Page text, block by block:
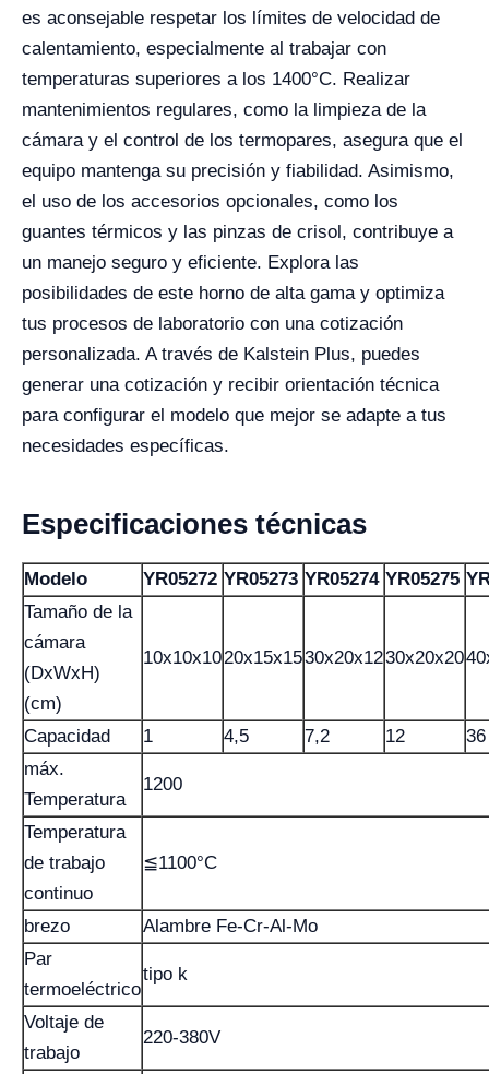
es aconsejable respetar los límites de velocidad de
calentamiento, especialmente al trabajar con
temperaturas superiores a los 1400°C. Realizar
mantenimientos regulares, como la limpieza de la
cámara y el control de los termopares, asegura que el
equipo mantenga su precisión y fiabilidad. Asimismo,
el uso de los accesorios opcionales, como los
guantes térmicos y las pinzas de crisol, contribuye a
un manejo seguro y eficiente. Explora las
posibilidades de este horno de alta gama y optimiza
tus procesos de laboratorio con una cotización
personalizada. A través de Kalstein Plus, puedes
generar una cotización y recibir orientación técnica
para configurar el modelo que mejor se adapte a tus
necesidades específicas.
Especificaciones técnicas
Modelo YR05272 YR05273 YR05274 YR05275
Tamaño de la
cámara
(DxWxH)
(cm)
10x10x1020x15x1530x20x1230x20x20
Capacidad 1 4,5 7,2 12
36
máx.
Temperatura
1200
Temperatura
de trabajo
continuo
≦1100°C
brezo
Alambre Fe-Cr-Al-Mo
Par
termoeléctrico
tipo k
Voltaje de
trabajo
220-380V